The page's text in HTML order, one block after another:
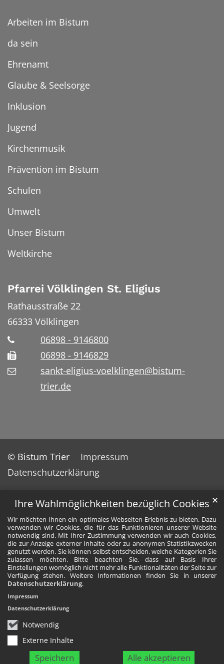
Ihre Wahlmöglichkeiten bezüglich Cookies
Wir möchten Ihnen ein optimales Webseiten-Erlebnis zu bieten. Dazu
verwenden wir Cookies, die für das Funktionieren unserer Website
notwendig sind. Mit Ihrer Zustimmung verwenden wir auch Cookies,
die zur Anzeige externer Inhalte oder zu anonymen Statistikzwecken
genutzt werden. Sie können selbst entscheiden, welche Kategorien Sie
zulassen möchten. Bitte beachten Sie, dass auf Basis Ihrer
Einstellungen womöglich nicht mehr alle Funktionalitäten der Seite zur
Verfügung stehen. Weitere Informationen finden Sie in unserer
Datenschutzerklärung.
Notwendig
Externe Inhalte
Speichern Alle akzeptieren
✕
Impressum
Datenschutzerklärung
Arbeiten im Bistum
da sein
Ehrenamt
Glaube & Seelsorge
Inklusion
Jugend
Kirchenmusik
Prävention im Bistum
Schulen
Umwelt
Unser Bistum
Weltkirche
Pfarrei Völklingen St. Eligius
Rathausstraße 22
66333 Völklingen
06898 - 9146800
06898 - 9146829
sankt-eligius-voelklingen@bistum-
trier.de
© Bistum Trier
Impressum
Datenschutzerklärung